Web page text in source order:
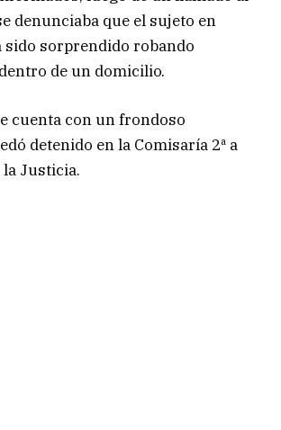
denunciaba que el sujeto en
sido sorprendido robando
de un domicilio.
cuenta con un frondoso
detenido en la Comisaría 2ª a
Justicia.